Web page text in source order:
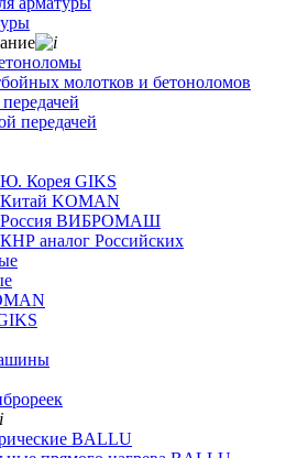
молотков и бетоноломов
передачей
Корея GIKS
KOMAN
Россия ВИБРОМАШ
аналог Российских
BALLU